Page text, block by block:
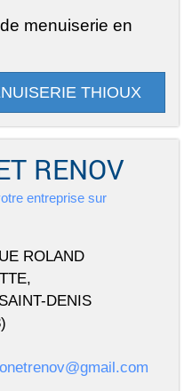
menuiserie en
THIOUX
RENOV
entreprise sur
ROLAND
DENIS